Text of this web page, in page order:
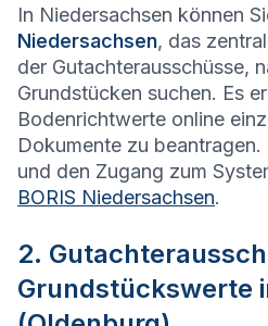
In Niedersachsen können
Niedersachsen, das
der Gutachterausschüsse,
Grundstücken suchen. Es
Bodenrichtwerte online
Dokumente zu
und den Zugang zum
BORIS Niedersachsen.
2.
Grundstückswerte